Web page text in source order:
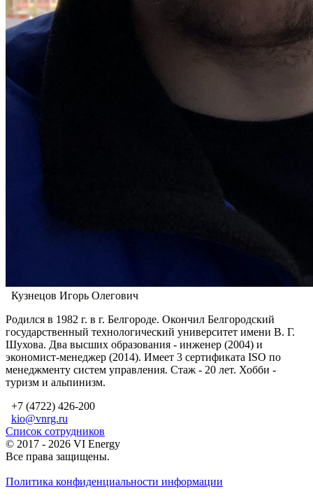
Кузнецов Игорь Олегович
Родился в 1982 г. в г. Белгороде. Окончил Белгородский
государственный технологический университет имени В. Г.
Шухова. Два высших образования - инженер (2004) и
экономист-менеджер (2014). Имеет 3 сертификата ISO по
менеджменту систем управления. Стаж - 20 лет. Хобби -
туризм и альпинизм.
+7 (4722) 426-200
kio@vnrg.ru
Список сотрудников
© 2017 - 2026 VI Energy
Все права защищены.
Политика конфиденциальности информации